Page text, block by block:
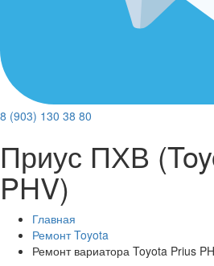
8 (903) 130 38 80
Приус ПХВ
PHV)
Главная
Ремонт Toyota
Ремонт вариатора Toyota Prius